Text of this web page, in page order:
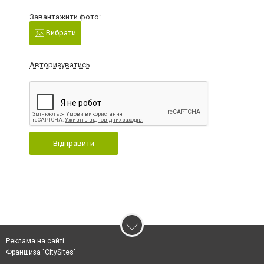
Завантажити фото:
Вибрати
Авторизуватись
Відправити
Реклама на сайті
Франшиза "CitySites"